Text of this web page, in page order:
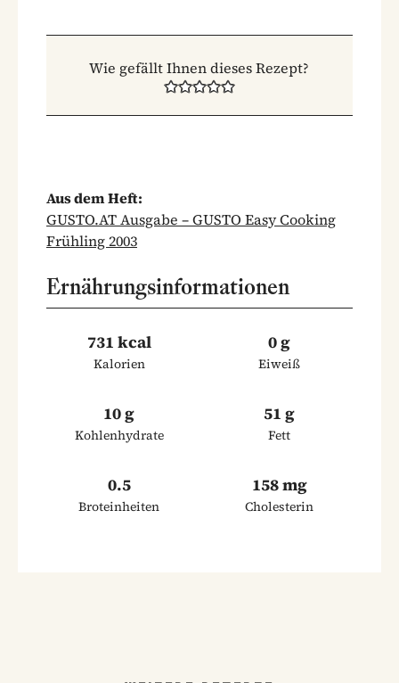
Wie gefällt Ihnen dieses Rezept?
Aus dem Heft:
GUSTO.AT Ausgabe – GUSTO Easy Cooking
Frühling 2003
Ernährungsinformationen
731 kcal
Kalorien
0 g
Eiweiß
10 g
Kohlenhydrate
51 g
Fett
0.5
Broteinheiten
158 mg
Cholesterin